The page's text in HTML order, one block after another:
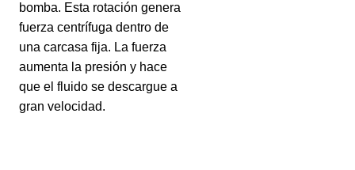
bomba. Esta rotación genera
fuerza centrífuga dentro de
una carcasa fija. La fuerza
aumenta la presión y hace
que el fluido se descargue a
gran velocidad.